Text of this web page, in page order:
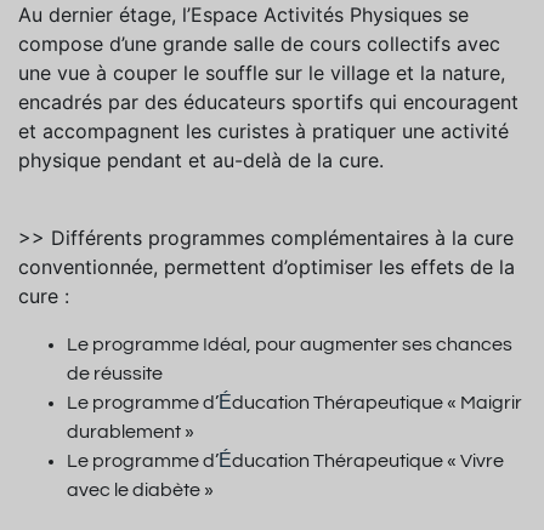
Au dernier étage, l’Espace Activités Physiques se
compose d’une grande salle de cours collectifs avec
une vue à couper le souffle sur le village et la nature,
encadrés par des éducateurs sportifs qui encouragent
et accompagnent les curistes à pratiquer une activité
physique pendant et au-delà de la cure.
>> Différents programmes complémentaires à la cure
conventionnée, permettent d’optimiser les effets de la
cure :
Le programme Idéal, pour augmenter ses chances
de réussite
Le programme d’Éducation Thérapeutique « Maigrir
durablement »
Le programme d’Éducation Thérapeutique « Vivre
avec le diabète »